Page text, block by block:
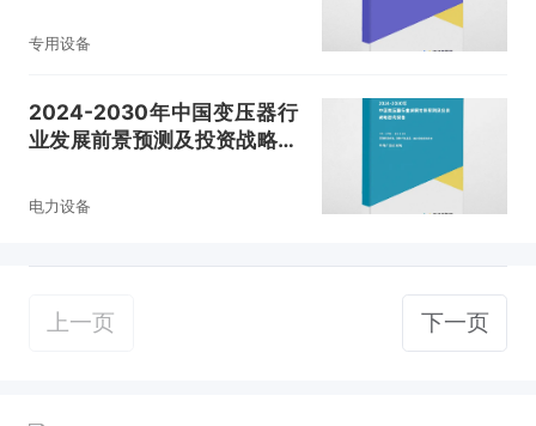
专用设备
2024-2030年中国变压器行
业发展前景预测及投资战略咨
电力设备
上一页 下一页